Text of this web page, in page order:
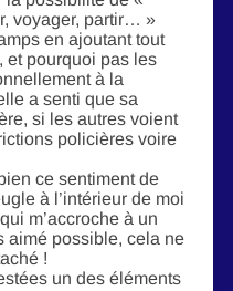
voyager, partir… »
en ajoutant tout
et pourquoi pas les
à la
a senti que sa
si les autres voient
policières voire
ce sentiment de
à l’intérieur de moi
m’accroche à un
aimé possible, cela ne
!
un des éléments